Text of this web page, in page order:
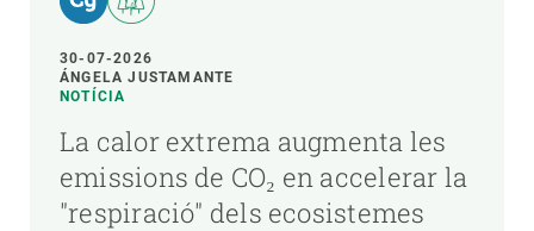
30-07-2026
ÁNGELA JUSTAMANTE
NOTÍCIA
La calor extrema augmenta les
emissions de CO₂ en accelerar la
"respiració" dels ecosistemes